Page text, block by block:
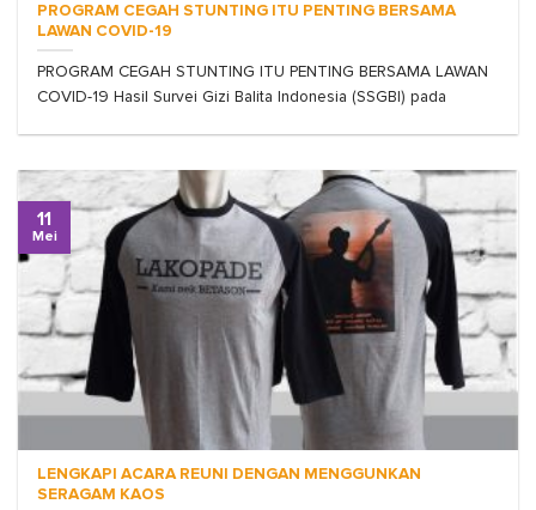
PROGRAM CEGAH STUNTING ITU PENTING BERSAMA
LAWAN COVID-19
PROGRAM CEGAH STUNTING ITU PENTING BERSAMA LAWAN
COVID-19 Hasil Survei Gizi Balita Indonesia (SSGBI) pada
LENGKAPI ACARA REUNI DENGAN MENGGUNKAN
SERAGAM KAOS
11
Mei